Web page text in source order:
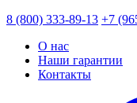
8 (800) 333-89-13 +7
О нас
Наши гарантии
Контакты